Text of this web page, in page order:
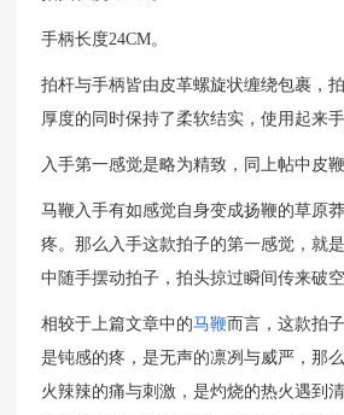
手柄长度24CM。
拍杆与手柄皆由皮革螺旋状缠绕包裹，
厚度的同时保持了柔软结实，使用起来手
入手第一感觉是略为精致，同上帖中皮
马鞭入手有如感觉自身变成扬鞭的草原
疼。那么入手这款拍子的第一感觉，就
中随手摆动拍子，拍头掠过瞬间传来破空
相较于上篇文章中的马鞭而言，这款拍
是钝感的疼，是无声的凛冽与威严，那
火辣辣的痛与刺激，是灼烧的热火遇到